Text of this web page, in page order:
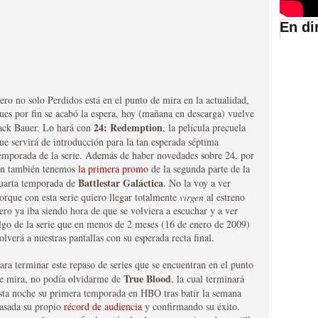
siendo una de las
no solo Perdidos está en el punto de mira en la actualidad,
por fin se acabó la espera, hoy (mañana en descarga) vuelve
Bauer. Lo hará con 24: Redemption, la película precuela
servirá de introducción para la tan esperada séptima
de la serie. Además de haber novedades sobre 24, por
también tenemos la primera promo de la segunda parte de la
temporada de Battlestar Galáctica. No la voy a ver
con esta serie quiero llegar totalmente virgen al estreno
ya iba siendo hora de que se volviera a escuchar y a ver
de la serie que en menos de 2 meses (16 de enero de 2009)
a nuestras pantallas con su esperada recta final.
terminar este repaso de series que se encuentran en el punto
mira, no podía olvidarme de True Blood, la cual terminará
noche su primera temporada en HBO tras batir la semana
su propio récord de audiencia y confirmando su éxito.
En